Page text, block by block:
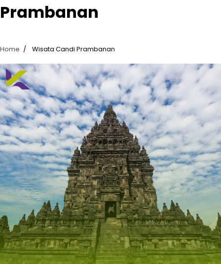
Prambanan
Home Wisata Candi Prambanan